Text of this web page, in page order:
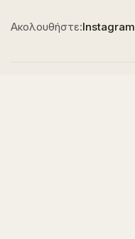
Ακολουθήστε:Instagram